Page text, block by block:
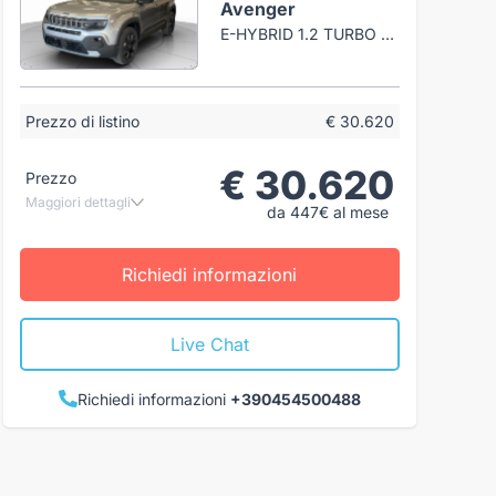
Avenger
E-HYBRID 1.2 TURBO 100CV BLACK EDITION EDCT6
Prezzo di listino € 30.620
Prezzo
Maggiori dettagli € 30.620
da 447€ al mese
Richiedi informazioni
Live Chat
Richiedi informazioni +390454500488